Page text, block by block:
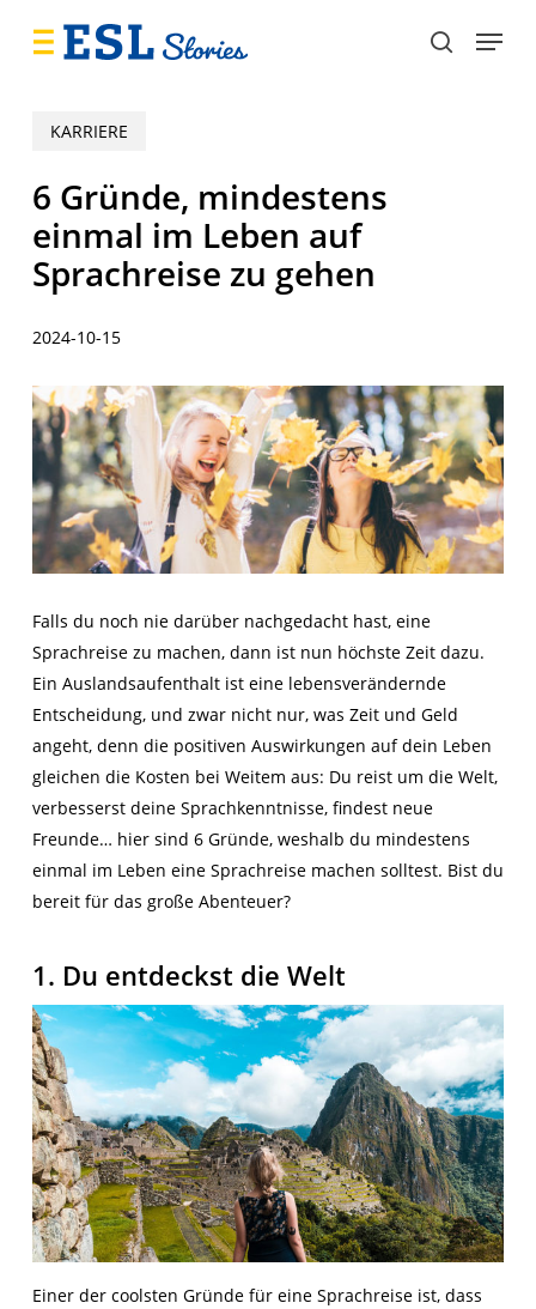
search
Menu
KARRIERE
6 Gründe, mindestens
einmal im Leben auf
Sprachreise zu gehen
2024-10-15
Falls du noch nie darüber nachgedacht hast, eine
Sprachreise zu machen, dann ist nun höchste Zeit dazu.
Ein Auslandsaufenthalt ist eine lebensverändernde
Entscheidung, und zwar nicht nur, was Zeit und Geld
angeht, denn die positiven Auswirkungen auf dein Leben
gleichen die Kosten bei Weitem aus: Du reist um die Welt,
verbesserst deine Sprachkenntnisse, findest neue
Freunde… hier sind 6 Gründe, weshalb du mindestens
einmal im Leben eine Sprachreise machen solltest. Bist du
bereit für das große Abenteuer?
1. Du entdeckst die Welt
Einer der coolsten Gründe für eine Sprachreise ist, dass